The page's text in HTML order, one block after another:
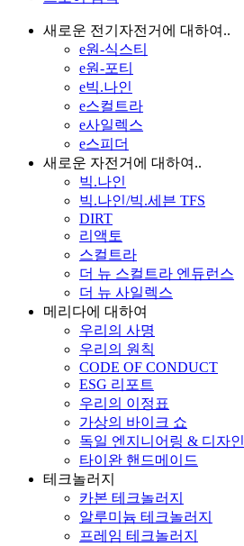
새로운 전기자전거에 대하여..
e원-식스티
e원-포티
e빅.나인
e스컬트라
e사일렉스
e스피더
새로운 자전거에 대하여..
빅.나인
빅.나인/빅.세븐 TFS
DIRT
리액토
스컬트라
더 뉴 스컬트라 엔듀런스
더 뉴 사일렉스
메리다에 대하여
우리의 사명
우리의 원칙
CODE OF CONDUCT
ESG 리포트
우리의 이정표
가상의 바이크 쇼
독일 엔지니어링 & 디자인
타이완 핸드메이드
테크놀러지
카본 테크놀러지
알루미늄 테크놀러지
프레임 테크놀러지